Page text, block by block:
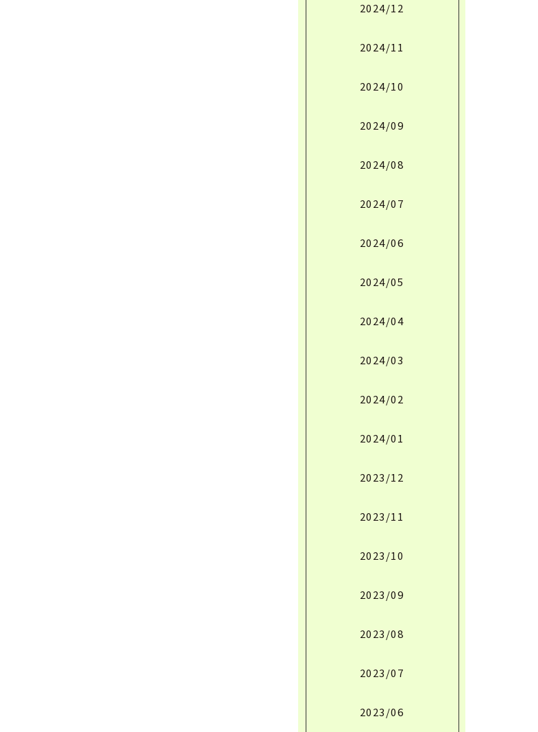
2024/12
2024/11
2024/10
2024/09
2024/08
2024/07
2024/06
2024/05
2024/04
2024/03
2024/02
2024/01
2023/12
2023/11
2023/10
2023/09
2023/08
2023/07
2023/06